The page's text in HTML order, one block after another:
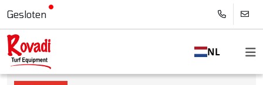
Gesloten
NL